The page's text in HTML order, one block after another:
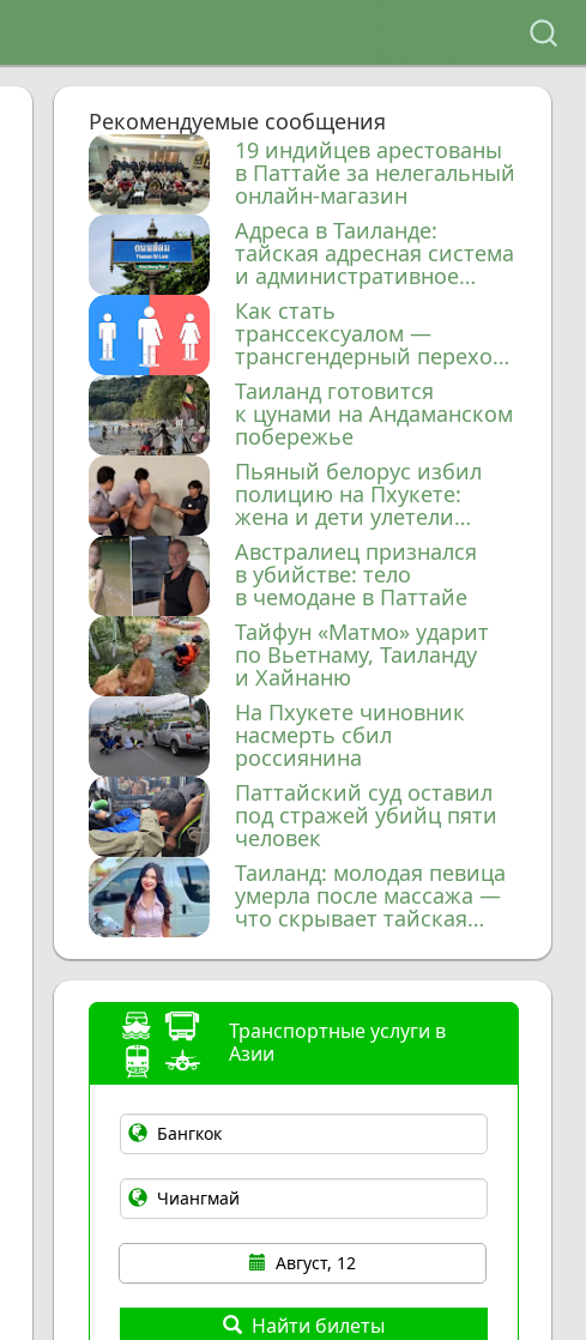
Рекомендуемые сообщения
19 индийцев арестованы
в Паттайе за нелегальный
онлайн-магазин
Адреса в Таиланде:
тайская адресная система
и административное
деление
Как стать
транссексуалом —
трансгендерный переход
в Таиланде
Таиланд готовится
к цунами на Андаманском
побережье
Пьяный белорус избил
полицию на Пхукете:
жена и дети улетели
домой
Австралиец признался
в убийстве: тело
в чемодане в Паттайе
Тайфун «Матмо» ударит
по Вьетнаму, Таиланду
и Хайнаню
На Пхукете чиновник
насмерть сбил
россиянина
Паттайский суд оставил
под стражей убийц пяти
человек
Таиланд: молодая певица
умерла после массажа —
что скрывает тайская
медицина?
Транспортные услуги в
Азии
Август, 12
Найти билеты